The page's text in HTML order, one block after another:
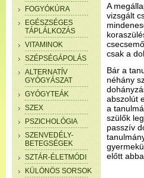
FOGYÓKÚRA
EGÉSZSÉGES
TÁPLÁLKOZÁS
VITAMINOK
SZÉPSÉGÁPOLÁS
ALTERNATÍV
GYÓGYÁSZAT
GYÓGYTEÁK
SZEX
PSZICHOLÓGIA
SZENVEDÉLY-
BETEGSÉGEK
SZTÁR-ÉLETMÓDI
KÜLÖNÖS SORSOK
A
vizsgált
csak a
Bár a
néhány
abszolút
a
szülők
passzív
előtt